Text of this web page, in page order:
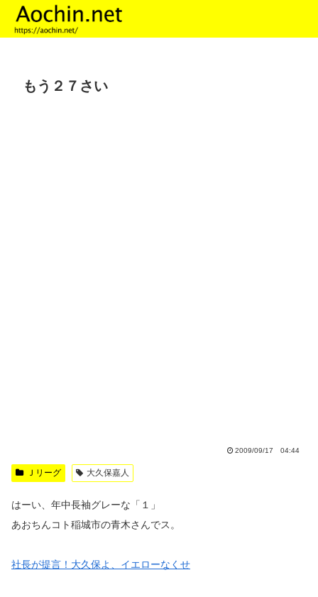
もう２７さい
2009/09/17 04:44
Ｊリーグ 大久保嘉人
はーい、年中長袖グレーな「１」
あおちんコト稲城市の青木さんでス。
社長が提言！大久保よ、イエローなくせ